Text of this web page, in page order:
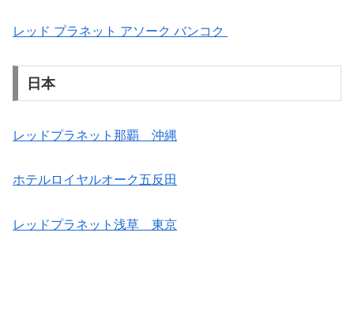
レッド プラネット アソーク バンコク
日本
レッドプラネット那覇 沖縄
ホテルロイヤルオーク五反田
レッドプラネット浅草 東京